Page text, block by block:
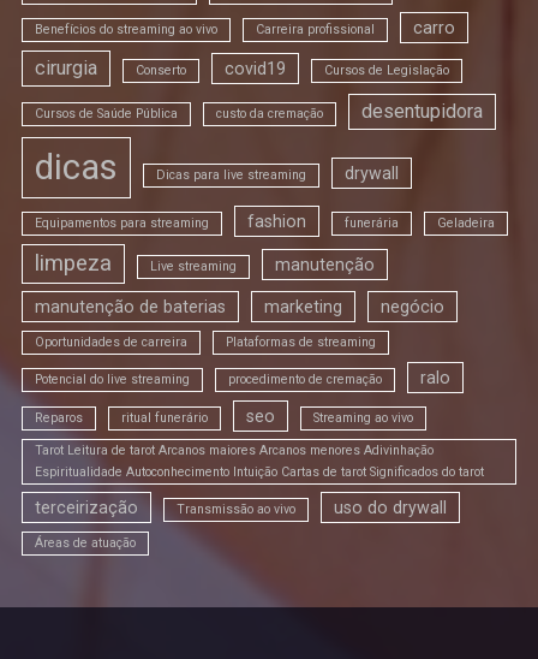
Benefícios do streaming ao vivo Carreira profissional carro
cirurgia Conserto covid19 Cursos de Legislação
Cursos de Saúde Pública custo da cremação desentupidora
dicas Dicas para live streaming drywall
Equipamentos para streaming fashion funerária Geladeira
limpeza Live streaming manutenção
manutenção de baterias marketing negócio
Oportunidades de carreira Plataformas de streaming
Potencial do live streaming procedimento de cremação ralo
Reparos ritual funerário seo Streaming ao vivo
Tarot Leitura de tarot Arcanos maiores Arcanos menores Adivinhação
Espiritualidade Autoconhecimento Intuição Cartas de tarot Significados do tarot
terceirização Transmissão ao vivo uso do drywall
Áreas de atuação